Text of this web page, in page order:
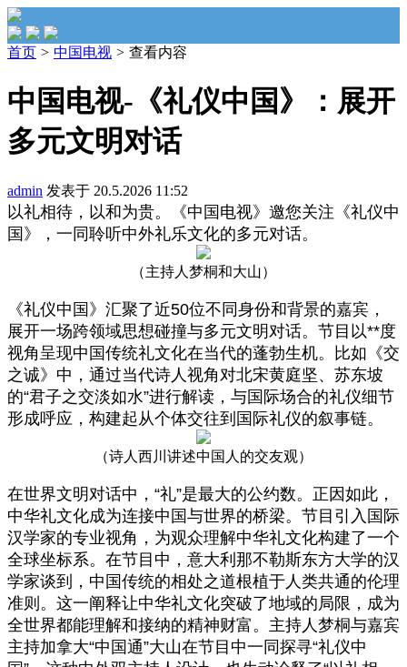
首页 > 中国电视 > 查看内容
中国电视-《礼仪中国》：展开
多元文明对话
admin 发表于 20.5.2026 11:52
以礼相待，以和为贵。《中国电视》邀您关注《礼仪中
国》，一同聆听中外礼乐文化的多元对话。
（主持人梦桐和大山）
《礼仪中国》汇聚了近50位不同身份和背景的嘉宾，
展开一场跨领域思想碰撞与多元文明对话。节目以**度
视角呈现中国传统礼文化在当代的蓬勃生机。比如《交
之诚》中，通过当代诗人视角对北宋黄庭坚、苏东坡
的“君子之交淡如水”进行解读，与国际场合的礼仪细节
形成呼应，构建起从个体交往到国际礼仪的叙事链。
（诗人西川讲述中国人的交友观）
在世界文明对话中，“礼”是最大的公约数。正因如此，
中华礼文化成为连接中国与世界的桥梁。节目引入国际
汉学家的专业视角，为观众理解中华礼文化构建了一个
全球坐标系。在节目中，意大利那不勒斯东方大学的汉
学家谈到，中国传统的相处之道根植于人类共通的伦理
准则。这一阐释让中华礼文化突破了地域的局限，成为
全世界都能理解和接纳的精神财富。主持人梦桐与嘉宾
主持加拿大“中国通”大山在节目中一同探寻“礼仪中